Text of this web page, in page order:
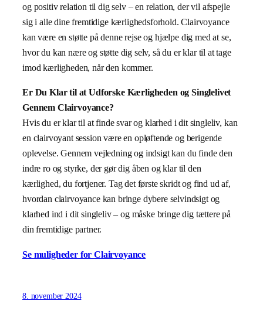
og positiv relation til dig selv – en relation, der vil afspejle
sig i alle dine fremtidige kærlighedsforhold. Clairvoyance
kan være en støtte på denne rejse og hjælpe dig med at se,
hvor du kan nære og støtte dig selv, så du er klar til at tage
imod kærligheden, når den kommer.
Er Du Klar til at Udforske Kærligheden og Singlelivet
Gennem Clairvoyance?
Hvis du er klar til at finde svar og klarhed i dit singleliv, kan
en clairvoyant session være en opløftende og berigende
oplevelse. Gennem vejledning og indsigt kan du finde den
indre ro og styrke, der gør dig åben og klar til den
kærlighed, du fortjener. Tag det første skridt og find ud af,
hvordan clairvoyance kan bringe dybere selvindsigt og
klarhed ind i dit singleliv – og måske bringe dig tættere på
din fremtidige partner.
Se muligheder for Clairvoyance
8. november 2024